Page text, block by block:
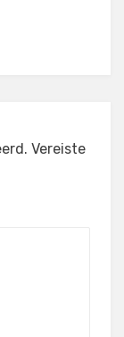
Vereiste